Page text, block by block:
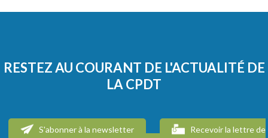
RESTEZ AU COURANT DE L'ACTUALITÉ DE
LA CPDT
S'abonner à la newsletter
Recevoir la lettre de